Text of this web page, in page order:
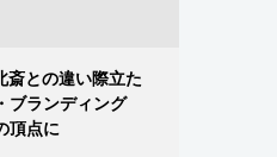
斎との違い際立た
ブランディング
頂点に